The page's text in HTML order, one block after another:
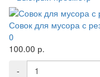
Совок для мусора с
0
100.00 р.
-